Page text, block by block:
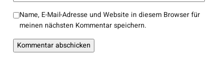
Name, E-Mail-Adresse und Website in diesem Browser für
meinen nächsten Kommentar speichern.